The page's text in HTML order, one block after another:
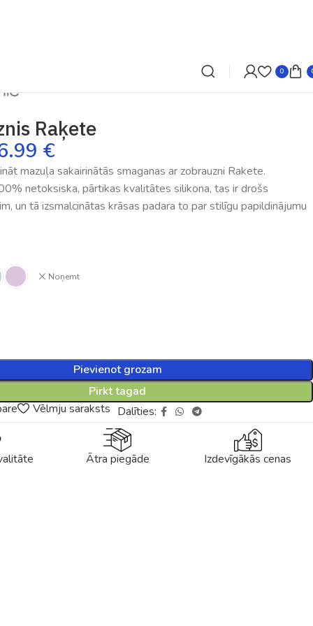
0
Raķete
€
mazuļa sakairinātās smaganas ar zobrauzni Rakete.
netoksiska, pārtikas kvalitātes silikona, tas ir drošs
un tā izsmalcinātas krāsas padara to par stilīgu papildinājumu
Noņemt
Pievienot grozam
Pirkt tagad
Vēlmju saraksts Dalīties:
Ātra piegāde Izdevīgākās cenas